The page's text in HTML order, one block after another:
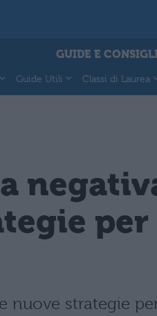
GUIDE E
Guide Utili Classi di Laurea
nuove strategie